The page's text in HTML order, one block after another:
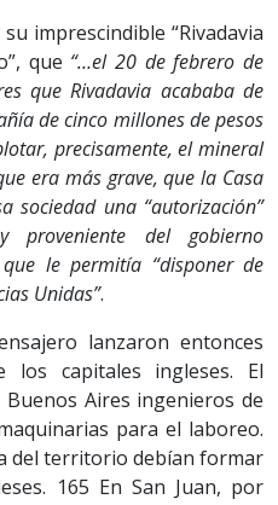
imprescindible “Rivadavia
que “…el 20 de febrero de
que Rivadavia acababa de
de cinco millones de pesos
precisamente, el mineral
era más grave, que la Casa
sociedad una “autorización”
proveniente del gobierno
le permitía “disponer de
Unidas”.
lanzaron entonces
capitales ingleses. El
Aires ingenieros de
para el laboreo.
del territorio debían formar
165 En San Juan, por